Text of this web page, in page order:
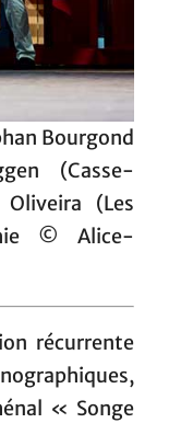
Bourgond
(Casse-
(Les
© Alice-
récurrente
« Songe